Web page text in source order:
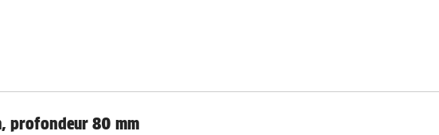
profondeur 80 mm